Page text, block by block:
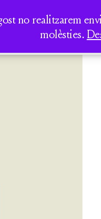
CASA
no realitzarem
molèsties.